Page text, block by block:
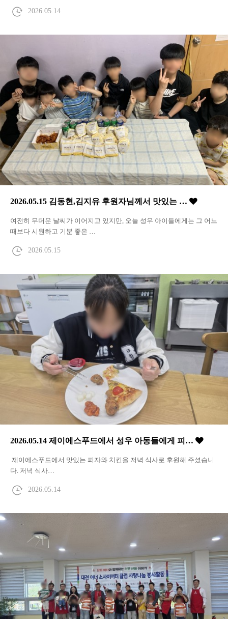
2026.05.14
2026.05.15 김동현,김지유 후원자님께서 맛있는 …
여전히 무더운 날씨가 이어지고 있지만, 오늘 성우 아이들에게는 그 어느
때보다 시원하고 기분 좋은 …
2026.05.15
2026.05.14 제이에스푸드에서 성우 아동들에게 피…
제이에스푸드에서 맛있는 피자와 치킨을 저녁 식사로 후원해 주셨습니
다. 저녁 식사…
2026.05.14